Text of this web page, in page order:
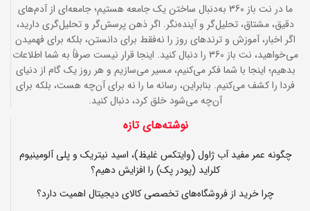
ما در نت باز 360 به‌دنبال ساختن یک جامعه هستیم؛ جامعه‌ای از آدم‌های
دقیق، مشتاق، تحلیل‌گر و آینده‌نگر. اگر ذهن پرسش‌گر و تحلیل‌گری دارید،
اگر اخبار، آموزش و ترندهای روز را نه‌فقط برای دانستن، بلکه برای فهمیدن
می‌خواهید، نت باز 360 را دنبال کنید. اینجا قرار نیست صرفاً به شما اطلاعات
بدهیم؛ اینجا با شما فکر می‌کنیم، مسیر می‌سازیم و هر روز یک گام از دنیای
فردا را کشف می‌کنیم. بنابراین، رسانه ما را نه برای آن‌چه هست، بلکه برای
آن‌چه می‌شود خلق کرد، دنبال کنید.
نوشته‌های تازه
چگونه عمر مفید آب ژاول (وایتکس غلیظ)، اسید نیتریک و پلی آلومینیوم
کلراید (پودر پک) را افزایش دهیم؟
چرا خرید از فروشگاه‌های تخصصی کالای دیجیتال اهمیت دارد؟